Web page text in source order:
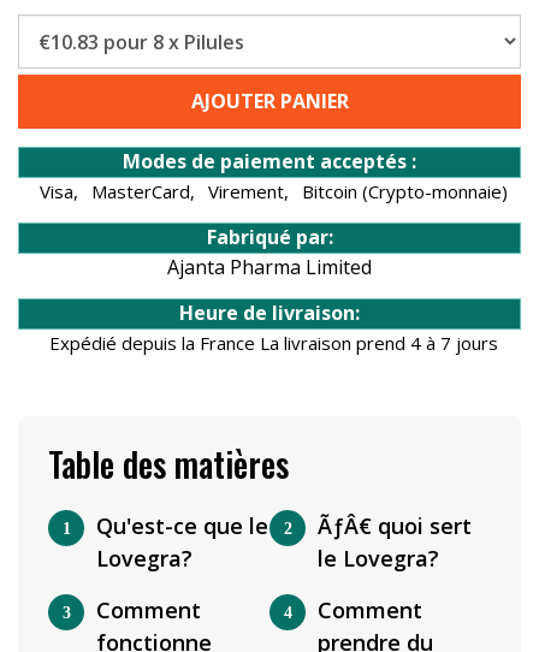
AJOUTER PANIER
Modes de paiement acceptés :
Visa, MasterCard, Virement, Bitcoin (Crypto-monnaie)
Fabriqué par:
Ajanta Pharma Limited
Heure de livraison:
Expédié depuis la France La livraison prend 4 à 7 jours
Table des matières
Qu'est-ce que le
Lovegra?
ÃƒÂ€ quoi sert
le Lovegra?
Comment
fonctionne
Comment
prendre du